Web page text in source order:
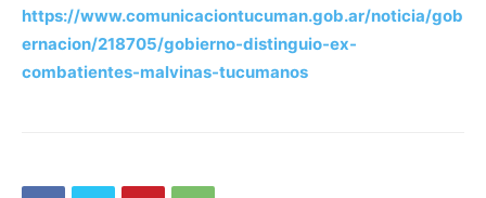
https://www.comunicaciontucuman.gob.ar/noticia/gob
ernacion/218705/gobierno-distinguio-ex-
combatientes-malvinas-tucumanos